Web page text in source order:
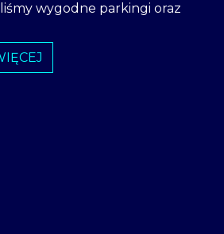
wygodne parkingi oraz